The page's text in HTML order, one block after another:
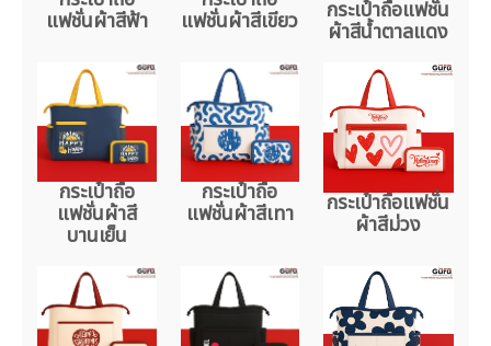
แฟชั่นผ้าสีฟ้า แฟชั่นผ้าสีเขียว กระเป๋าถือแฟชั่น
ผ้าสีน้ำตาลแดง
กระเป๋าถือ
แฟชั่นผ้าสี
บานเย็น
กระเป๋าถือ
แฟชั่นผ้าสีเทา กระเป๋าถือแฟชั่น
ผ้าสีม่วง